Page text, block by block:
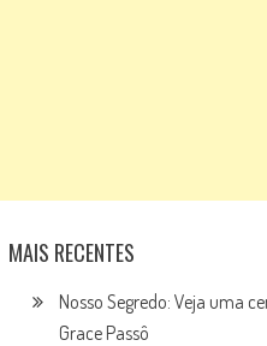
MAIS RECENTES
Nosso Segredo: Veja uma
Grace Passô